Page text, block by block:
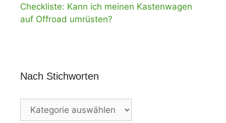
Checkliste: Kann ich meinen Kastenwagen
auf Offroad umrüsten?
Nach Stichworten
Nach
Stichworten